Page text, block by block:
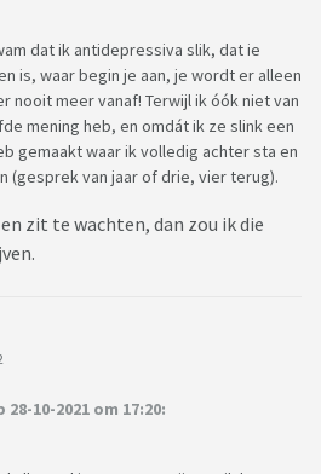
dat ik antidepressiva slik, dat ie
is, waar begin je aan, je wordt er alleen
nooit meer vanaf! Terwijl ik óók niet van
mening heb, en omdát ik ze slink een
gemaakt waar ik volledig achter sta en
(gesprek van jaar of drie, vier terug).
zit te wachten, dan zou ik die
10-2021 om 17:20: